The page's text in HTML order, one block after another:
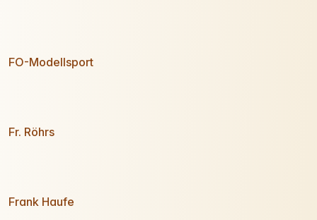
FO-Modellsport
Fr. Röhrs
Frank Haufe